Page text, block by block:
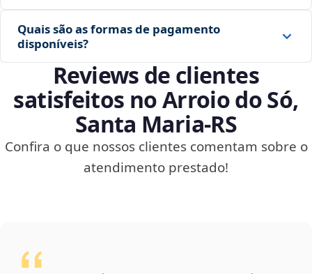
Quais são as formas de pagamento
disponíveis?
Reviews de clientes
satisfeitos no Arroio do Só,
Santa Maria‑RS
Confira o que nossos clientes comentam sobre o
atendimento prestado!